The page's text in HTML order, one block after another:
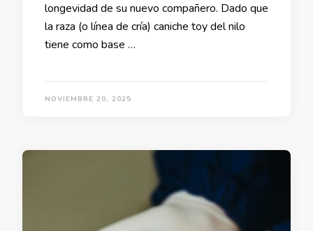
longevidad de su nuevo compañero. Dado que
la raza (o línea de cría) caniche toy del nilo
tiene como base …
NOVIEMBRE 20, 2025